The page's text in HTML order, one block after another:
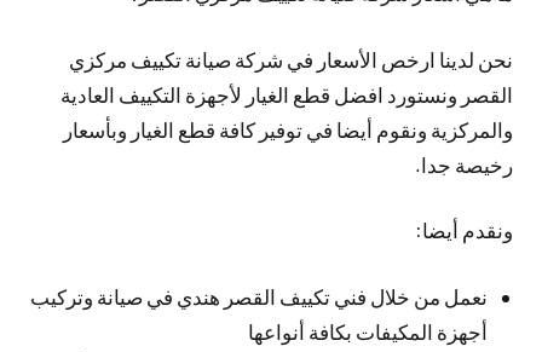
نحن لدينا ارخص الأسعار في شركة صيانة تكييف مركزي
القصر ونستورد افضل قطع الغيار لأجهزة التكييف العادية
والمركزية ونقوم أيضا في توفير كافة قطع الغيار وبأسعار
رخيصة جدا.
ونقدم أيضا:
نعمل من خلال فني تكييف القصر هندي في صيانة وتركيب
أجهزة المكيفات بكافة أنواعها